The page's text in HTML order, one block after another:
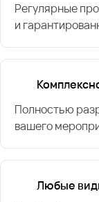
Регулярные
и
Полностью
вашего
Любые